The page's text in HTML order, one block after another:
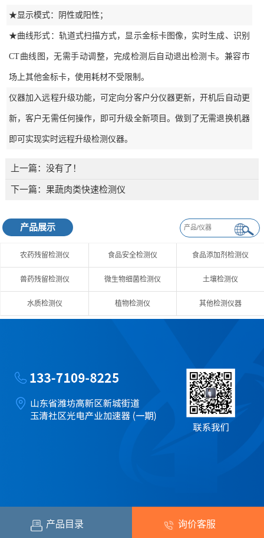
★显示模式：阴性或阳性；
★曲线形式：轨道式扫描方式，显示金标卡图像，实时生成、识别
CT曲线图，无需手动调整，完成检测后自动退出检测卡。兼容市
场上其他金标卡，使用耗材不受限制。
仪器加入远程升级功能，可定向分客户分仪器更新，开机后自动更
新，客户无需任何操作，即可升级全新项目。做到了无需退换机器
即可实现实时远程升级检测仪器。
上一篇：没有了！
下一篇： 果蔬肉类快速检测仪
产品展示
农药残留检测仪 食品安全检测仪 食品添加剂检测仪
兽药残留检测仪 微生物细菌检测仪 土壤检测仪
水质检测仪 植物检测仪 其他检测仪器
产品目录 询价客服